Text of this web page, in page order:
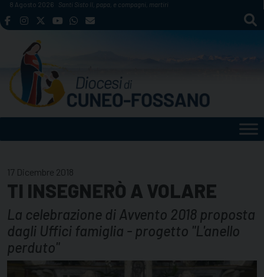
Skip
to
8 Agosto 2026 Santi Sisto II, papa, e compagni, martiri
17 Dicembre 2018
TI INSEGNERÒ A VOLARE
La celebrazione di Avvento 2018 proposta
dagli Uffici famiglia - progetto "L'anello
perduto"